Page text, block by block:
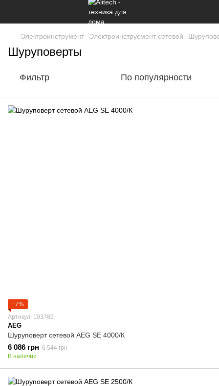
Электроинструмент Электроинструсмент сетевой
Шуруповерты
Фильтр По популярности
−7%
Артикул: 103789
AEG
Шуруповерт сетевой AEG SE 4000/К
6 086 грн 6 544 грн
В наличии